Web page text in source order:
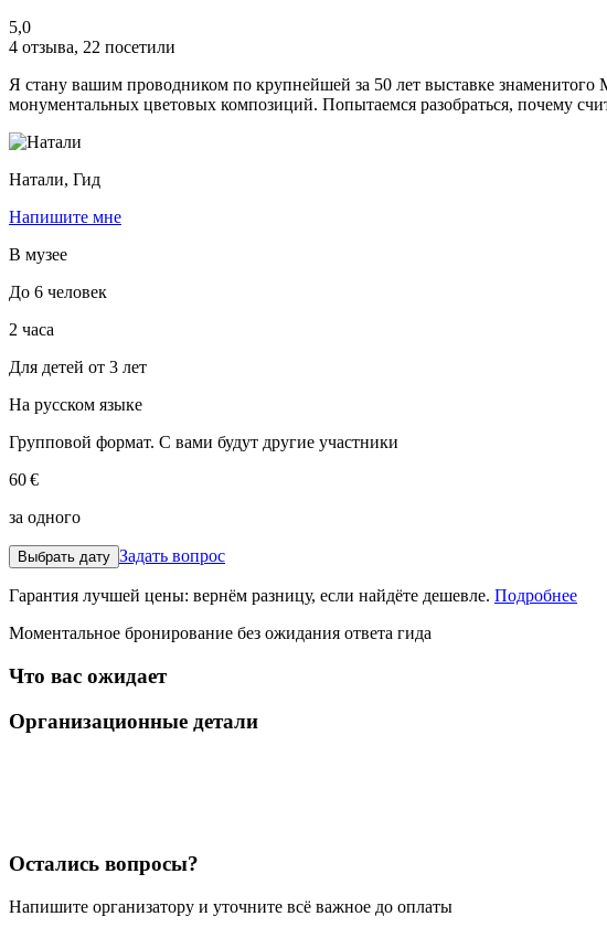
5,0
4 отзыва, 22 посетили
Я стану вашим проводником по крупнейшей за 50 лет выставке
монументальных цветовых композиций. Попытаемся разобраться, почему
Натали, Гид
Напишите мне
В музее
До 6 человек
2 часа
Для детей от 3 лет
На русском языке
Групповой формат. С вами будут другие участники
60 €
за одного
Выбрать дату Задать вопрос
Гарантия лучшей цены: вернём разницу, если найдёте дешевле. Подробнее
Моментальное бронирование без ожидания ответа гида
Что вас ожидает
Организационные детали
Остались вопросы?
Напишите организатору и уточните всё важное до оплаты